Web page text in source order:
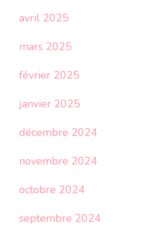
avril 2025
mars 2025
février 2025
janvier 2025
décembre 2024
novembre 2024
octobre 2024
septembre 2024